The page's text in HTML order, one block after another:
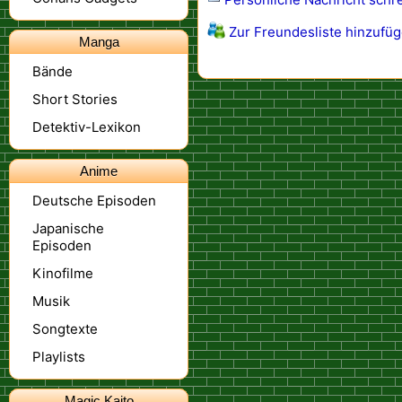
Manga
Bände
Short Stories
Detektiv-Lexikon
Anime
Deutsche Episoden
Japanische
Episoden
Kinofilme
Musik
Songtexte
Playlists
Zur Freundesliste